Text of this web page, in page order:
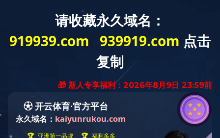
首页 产品 其他产品 AR眼镜